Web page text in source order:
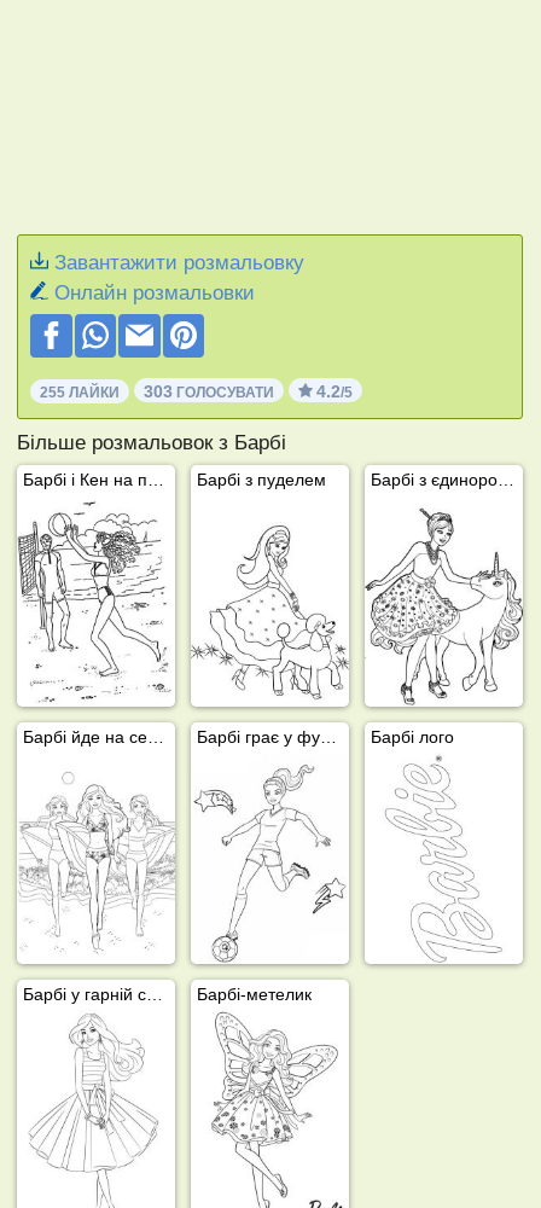
Завантажити розмальовку
Онлайн розмальовки
255 ЛАЙКИ 303 ГОЛОСУВАТИ 4.2/5
Більше розмальовок з Барбі
Барбі з пуделем
Барбі лого
Барбі-метелик